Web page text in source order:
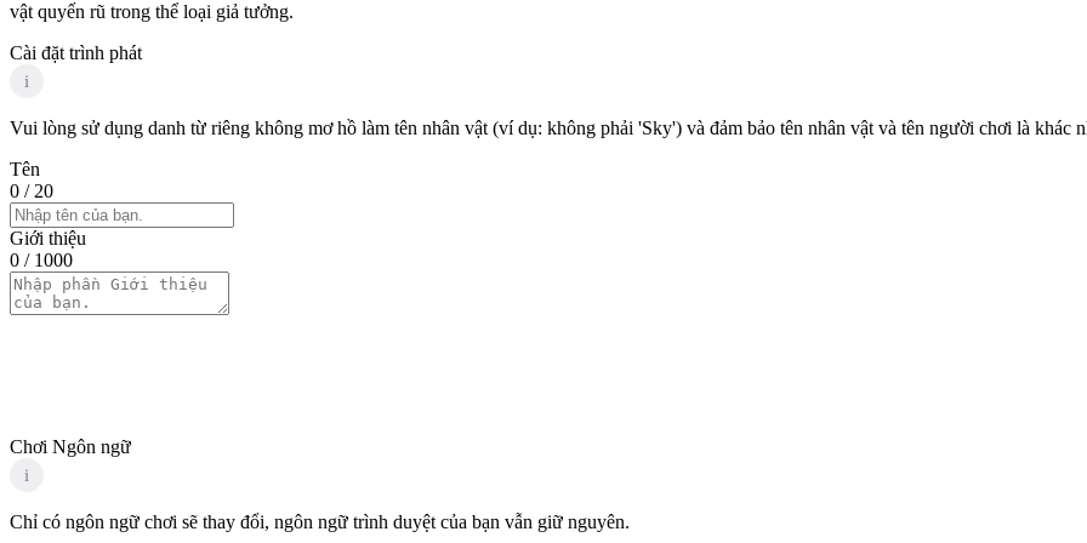
vật quyến rũ trong thể loại giả tưởng.
Cài đặt trình phát
i
Vui lòng sử dụng danh từ riêng không mơ hồ làm tên nhân vật (ví dụ: không phải 'Sky') và đảm bảo tên nhân vật và tên người chơi là khác
Tên
0 / 20
Giới thiệu
0 / 1000
Chơi Ngôn ngữ
i
Chỉ có ngôn ngữ chơi sẽ thay đổi, ngôn ngữ trình duyệt của bạn vẫn giữ nguyên.